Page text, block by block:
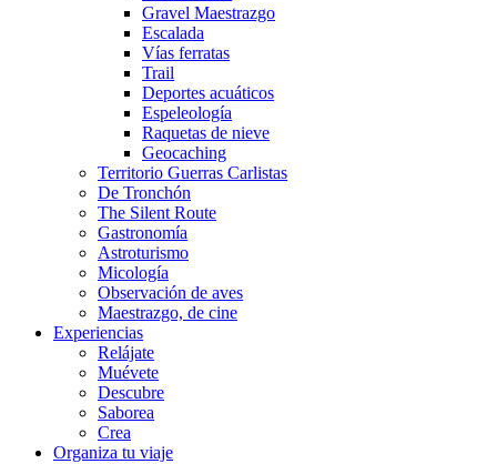
Gravel Maestrazgo
Escalada
Vías ferratas
Trail
Deportes acuáticos
Espeleología
Raquetas de nieve
Geocaching
Territorio Guerras Carlistas
De Tronchón
The Silent Route
Gastronomía
Astroturismo
Micología
Observación de aves
Maestrazgo, de cine
Experiencias
Relájate
Muévete
Descubre
Saborea
Crea
Organiza tu viaje